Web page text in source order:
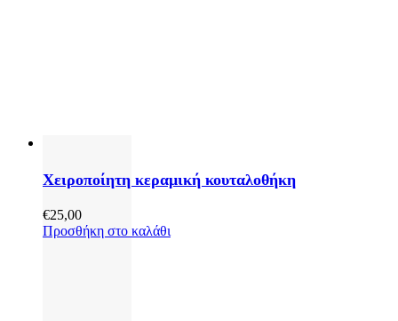
Χειροποίητη κεραμική κουταλοθήκη
€25,00
Προσθήκη στο καλάθι